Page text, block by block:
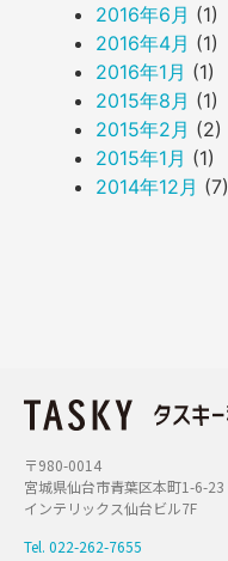
2016年6月 (1)
2016年4月 (1)
2016年1月 (1)
2015年8月 (1)
2015年2月 (2)
2015年1月 (1)
2014年12月 (7)
〒980-0014
宮城県仙台市青葉区本町1-6-23
インテリックス仙台ビル7F
Tel. 022-262-7655